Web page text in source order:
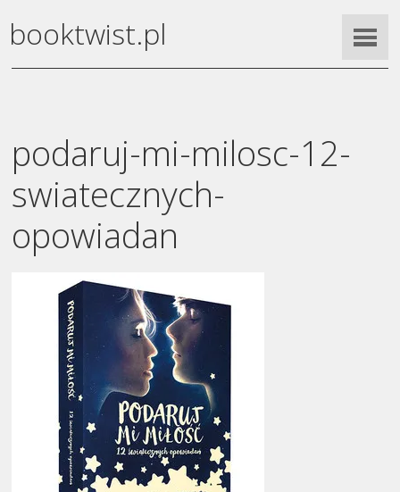
booktwist.pl
podaruj-mi-milosc-12-
swiatecznych-
opowiadan